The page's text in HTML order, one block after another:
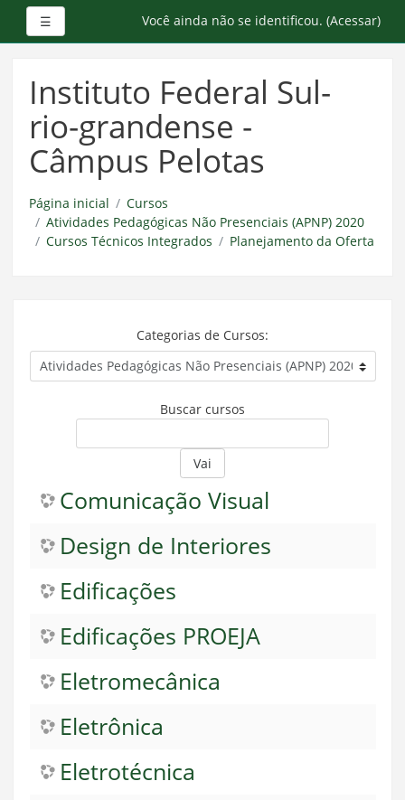
conteúdo
principal
☰ Você ainda não se identificou. (Acessar)
Instituto Federal Sul-
rio-grandense -
Câmpus Pelotas
Página inicial
Cursos
Atividades Pedagógicas Não Presenciais (APNP) 2020
Cursos Técnicos Integrados
Planejamento da Oferta
Categorias de Cursos:
Buscar cursos
Vai
Comunicação Visual
Design de Interiores
Edificações
Edificações PROEJA
Eletromecânica
Eletrônica
Eletrotécnica